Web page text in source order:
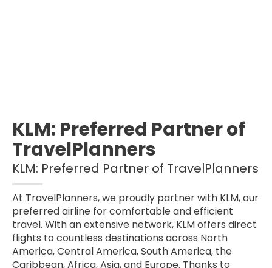
KLM: Preferred Partner of
TravelPlanners
KLM: Preferred Partner of TravelPlanners
At TravelPlanners, we proudly partner with KLM, our
preferred airline for comfortable and efficient
travel. With an extensive network, KLM offers direct
flights to countless destinations across North
America, Central America, South America, the
Caribbean, Africa, Asia, and Europe. Thanks to